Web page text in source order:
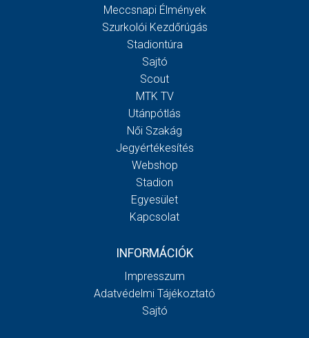
Meccsnapi Élmények
Szurkolói Kezdőrúgás
Stadiontúra
Sajtó
Scout
MTK TV
Utánpótlás
Női Szakág
Jegyértékesítés
Webshop
Stadion
Egyesület
Kapcsolat
INFORMÁCIÓK
Impresszum
Adatvédelmi Tájékoztató
Sajtó